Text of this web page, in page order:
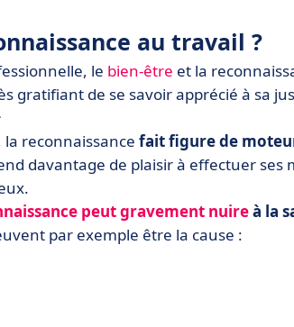
outils pour vous accompagner ?
que retenir ?
au travail ?
le bien-être et la
gratifiant de se savoir apprécié à sa
la reconnaissance fait figure de
davantage de plaisir à effectuer ses
peut gravement nuireà la
par exemple être la cause :